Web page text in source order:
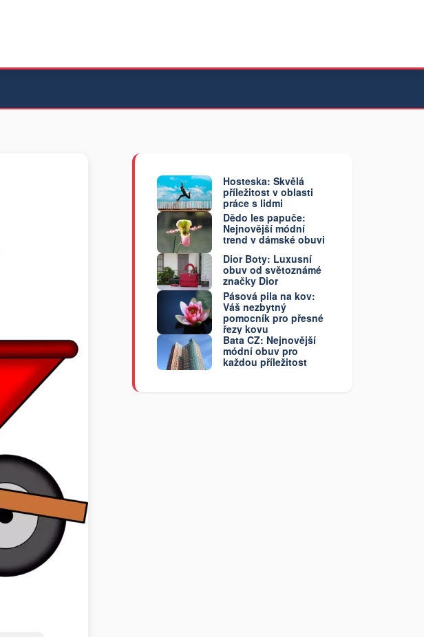
Hosteska: Skvělá
příležitost v oblasti
práce s lidmi
Dědo les papuče:
Nejnovější módní
trend v dámské obuvi
Dior Boty: Luxusní
obuv od světoznámé
značky Dior
Pásová pila na kov:
Váš nezbytný
pomocník pro přesné
řezy kovu
Bata CZ: Nejnovější
módní obuv pro
každou příležitost